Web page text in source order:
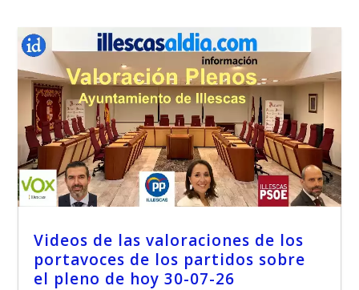
Videos de las valoraciones de los
portavoces de los partidos sobre
el pleno de hoy 30-07-26